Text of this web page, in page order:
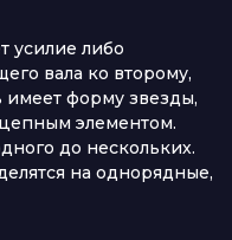
усилие либо
вала ко второму,
форму звезды,
элементом.
до нескольких.
на однорядные,